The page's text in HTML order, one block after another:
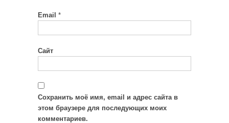
Email *
Сайт
Сохранить моё имя, email и адрес сайта в
этом браузере для последующих моих
комментариев.